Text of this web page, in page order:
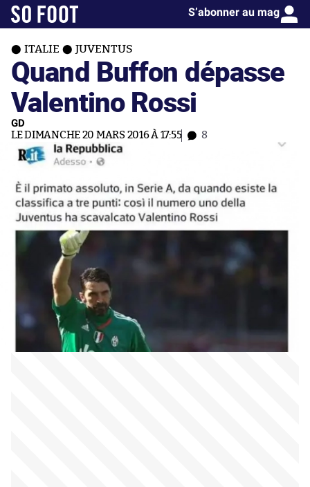
S’abonner au mag
ITALIE JUVENTUS
Quand Buffon dépasse
Valentino Rossi
GD
LE DIMANCHE 20 MARS 2016 À 17:55 8